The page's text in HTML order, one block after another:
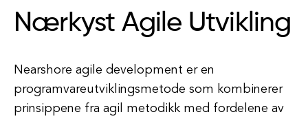
Nærkyst Agile Utvikling
Nearshore agile development er en
programvareutviklingsmetode som kombinerer
prinsippene fra agil metodikk med fordelene av